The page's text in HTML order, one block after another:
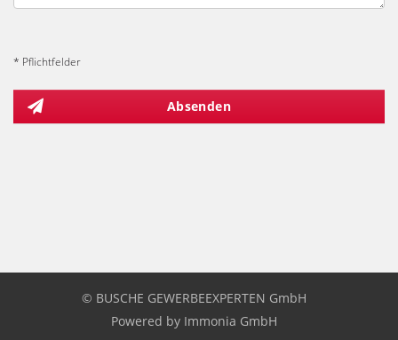
* Pflichtfelder
Absenden
© BUSCHE GEWERBEEXPERTEN GmbH
Powered by Immonia GmbH